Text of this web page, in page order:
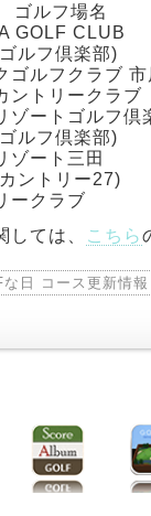
ゴルフ場名
GOLF CLUB
ルフ倶楽部)
ゴルフクラブ 市
ントリークラブ
ゾートゴルフ倶
ルフ倶楽部)
ゾート三田
ントリー27)
ークラブ
しては、
こちら
な日 コース更新情